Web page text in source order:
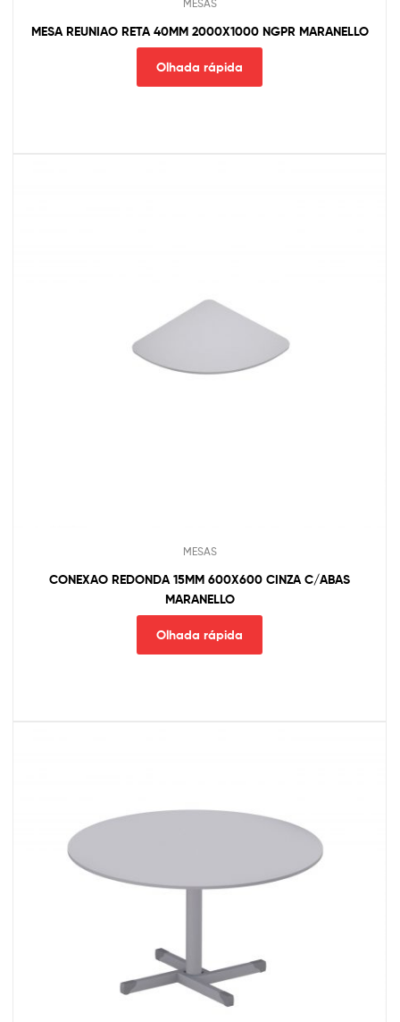
MESAS
MESA REUNIAO RETA 40MM 2000X1000 NGPR MARANELLO
Olhada rápida
MESAS
CONEXAO REDONDA 15MM 600X600 CINZA C/ABAS
MARANELLO
Olhada rápida